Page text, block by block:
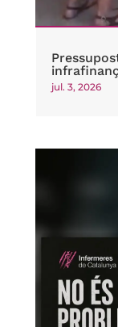
jul. 3, 2026